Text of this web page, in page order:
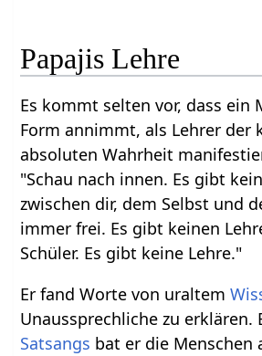
Papajis Lehre
Es kommt selten vor, dass ein
Form annimmt, als Lehrer der
absoluten Wahrheit
"Schau nach innen. Es gibt
zwischen dir, dem Selbst und
immer frei. Es gibt keinen
Schüler. Es gibt keine Lehre."
Er fand Worte von uraltem
Unaussprechliche zu erklären.
Satsangs bat er die Menschen